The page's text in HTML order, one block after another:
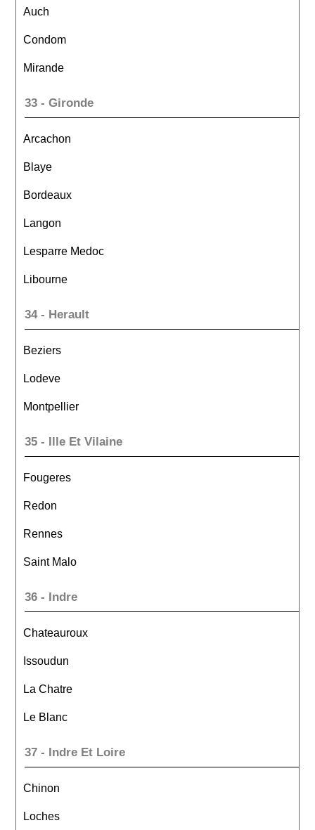
Auch
Condom
Mirande
33 - Gironde
Arcachon
Blaye
Bordeaux
Langon
Lesparre Medoc
Libourne
34 - Herault
Beziers
Lodeve
Montpellier
35 - Ille Et Vilaine
Fougeres
Redon
Rennes
Saint Malo
36 - Indre
Chateauroux
Issoudun
La Chatre
Le Blanc
37 - Indre Et Loire
Chinon
Loches